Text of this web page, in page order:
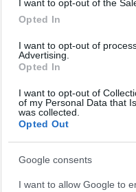
I want to opt-out of the
Opted In
I want to opt-out of
Advertising.
Opted In
I want to opt-out of
of my Personal Data that
was collected.
Opted Out
Google consents
I want to allow Google to